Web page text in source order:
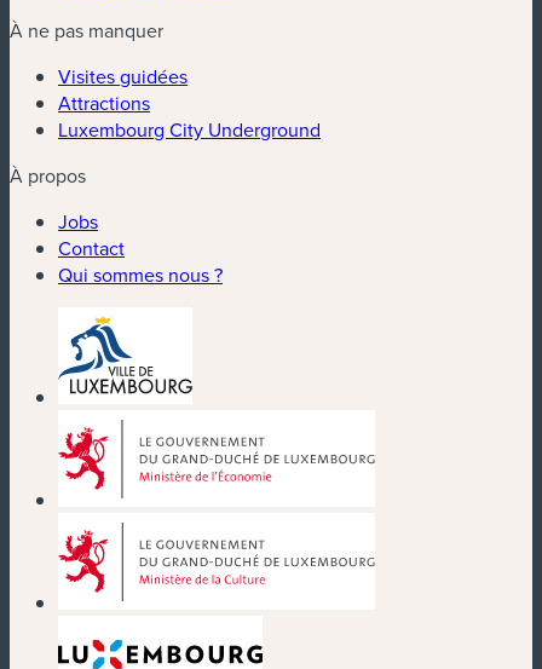
À ne pas manquer
Visites guidées
Attractions
Luxembourg City Underground
À propos
Jobs
Contact
Qui sommes nous ?